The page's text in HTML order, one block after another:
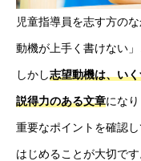
児童指導員を志す方の
動機が上手く書けない
しかし志望動機は、い
説得力のある文章になり
重要なポイントを確認
はじめることが大切です